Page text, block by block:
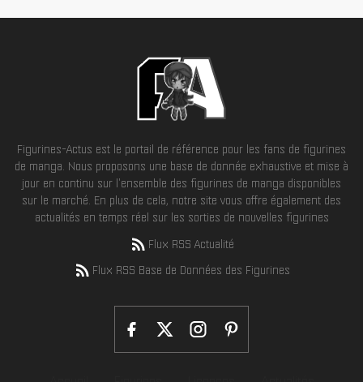
Figurines-Actus est le portail de référence pour les fans de figurines
de manga. Nous proposons une base de donnée exhaustive et mise à
jour en continu sur l'ensemble des figurines de manga disponibles
sur le marché. En plus de cela, notre site vous offre également des
actualités en temps réel sur les sorties de nouvelles figurines
Flux RSS Actualité
Flux RSS Base de Données des Figurines